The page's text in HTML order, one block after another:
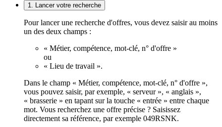
1. Lancer votre recherche
Pour lancer une recherche d'offres, vous devez saisir au moins
un des deux champs :
« Métier, compétence, mot-clé, n° d'offre »
ou
« Lieu de travail ».
Dans le champ « Métier, compétence, mot-clé, n° d'offre »,
vous pouvez saisir, par exemple, « serveur », « anglais »,
« brasserie » en tapant sur la touche « entrée » entre chaque
mot. Vous recherchez une offre précise ? Saisissez
directement sa référence, par exemple 049RSNK.